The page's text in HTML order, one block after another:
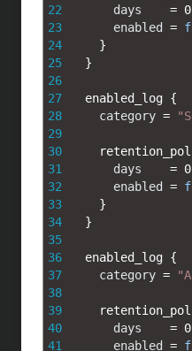
22
23
24
25
26
27
28
29
30
31
32
33
34
35
36
37
38
39
40
41
days
= 0
enabled
=
}
}
enabled_log {
category =
days
= 0
enabled
=
}
}
enabled_log {
category =
days
= 0
enabled
=